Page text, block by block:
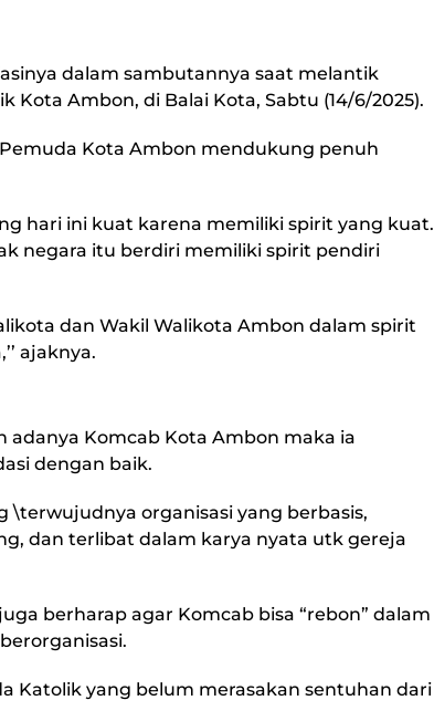
dalam sambutannya saat melantik
Kota Ambon, di Balai Kota, Sabtu (14/6/2025).
Kota Ambon mendukung penuh
hari ini kuat karena memiliki spirit yang kuat.
negara itu berdiri memiliki spirit pendiri
dan Wakil Walikota Ambon dalam spirit
ajaknya.
adanya Komcab Kota Ambon maka ia
dengan baik.
\terwujudnya organisasi yang berbasis,
dan terlibat dalam karya nyata utk gereja
berharap agar Komcab bisa “rebon” dalam
Katolik yang belum merasakan sentuhan dari